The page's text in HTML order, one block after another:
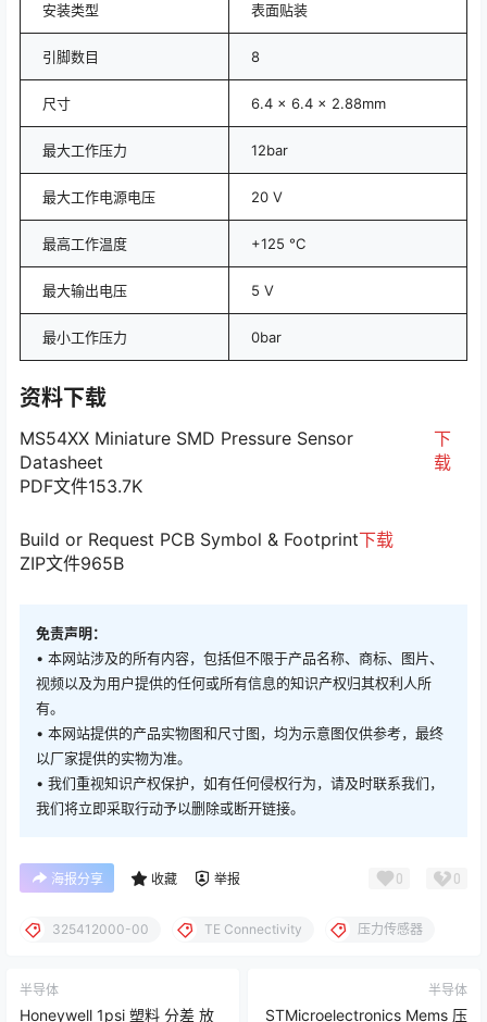
安装类型 表面贴装
引脚数目 8
尺寸 6.4 x 6.4 x 2.88mm
最大工作压力 12bar
最大工作电源电压 20 V
最高工作温度 +125 °C
最大输出电压 5 V
最小工作压力 0bar
资料下载
MS54XX Miniature SMD Pressure Sensor
Datasheet
下
载
PDF文件153.7K
Build or Request PCB Symbol & Footprint下载
ZIP文件965B
免责声明：
• 本网站涉及的所有内容，包括但不限于产品名称、商标、图片、
视频以及为用户提供的任何或所有信息的知识产权归其权利人所
有。
• 本网站提供的产品实物图和尺寸图，均为示意图仅供参考，最终
以厂家提供的实物为准。
• 我们重视知识产权保护，如有任何侵权行为，请及时联系我们，
我们将立即采取行动予以删除或断开链接。
海报分享 收藏 举报 0 0
325412000-00 TE Connectivity 压力传感器
半导体
Honeywell 1psi 塑料 分差 放
半导体
STMicroelectronics Mems 压